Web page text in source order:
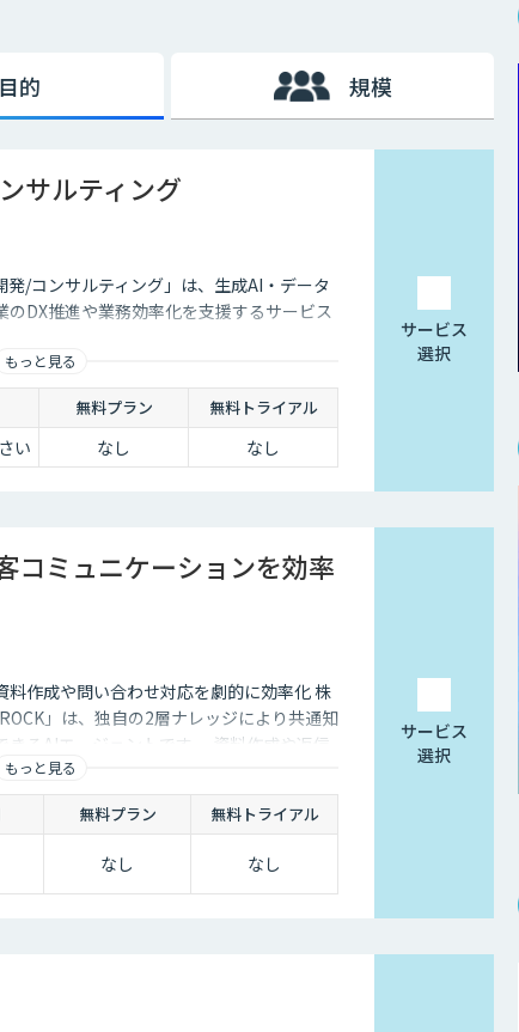
仕組み化」を行うことです。
て営業活動の最適化と効率化を目指します。
目的 規模
サルティング
/コンサルティング」は、生成AI・データ
DX推進や業務効率化を支援するサービス
もっと見る
無料プラン 無料トライアル
い なし なし
サービス
選択
ミュニケーションを効率
作成や問い合わせ対応を劇的に効率化 株
」は、独自の2層ナレッジにより共通知
るAIエージェントです 。資料作成や返信
を自動化します。
もっと見る
無料プラン 無料トライアル
なし なし
サービス
選択